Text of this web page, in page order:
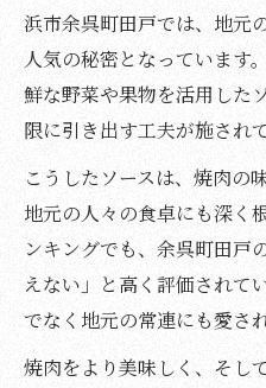
浜市余呉町田戸では、地元
人気の秘密となっています
鮮な野菜や果物を活用した
限に引き出す工夫が施され
こうしたソースは、焼肉の
地元の人々の食卓にも深く
ンキングでも、余呉町田戸
えない」と高く評価されて
でなく地元の常連にも愛さ
焼肉をより美味しく、そし